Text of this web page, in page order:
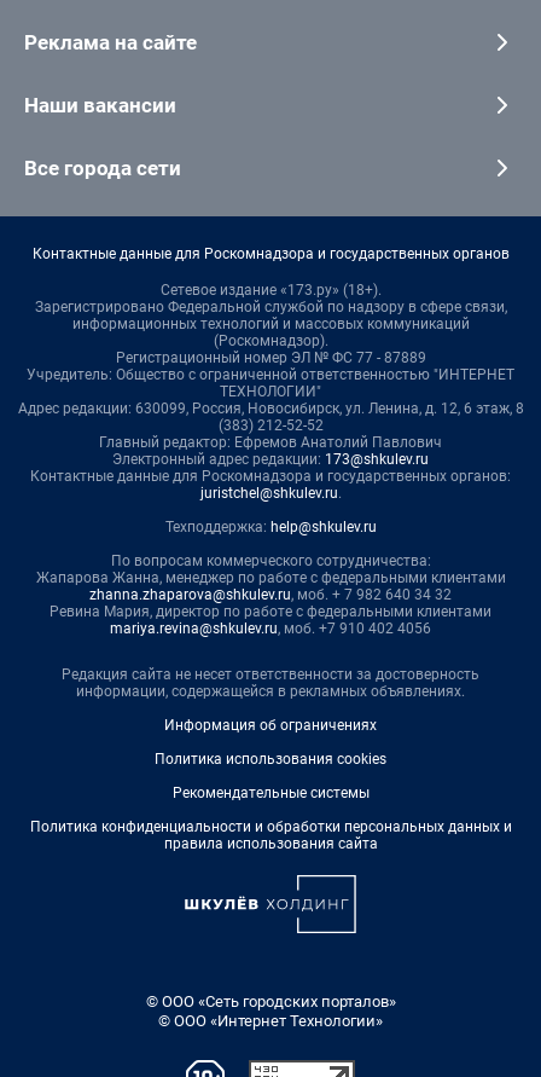
Реклама на сайте
Наши вакансии
Все города сети
Контактные данные для Роскомнадзора и государственных органов
Сетевое издание «173.ру» (18+).
Зарегистрировано Федеральной службой по надзору в сфере связи,
информационных технологий и массовых коммуникаций
(Роскомнадзор).
Регистрационный номер ЭЛ № ФС 77 - 87889
Учредитель: Общество с ограниченной ответственностью "ИНТЕРНЕТ
ТЕХНОЛОГИИ"
Адрес редакции: 630099, Россия, Новосибирск, ул. Ленина, д. 12, 6 этаж, 8
(383) 212-52-52
Главный редактор: Ефремов Анатолий Павлович
Электронный адрес редакции: 173@shkulev.ru
Контактные данные для Роскомнадзора и государственных органов:
juristchel@shkulev.ru.
Техподдержка: help@shkulev.ru
По вопросам коммерческого сотрудничества:
Жапарова Жанна, менеджер по работе с федеральными клиентами
zhanna.zhaparova@shkulev.ru, моб. + 7 982 640 34 32
Ревина Мария, директор по работе с федеральными клиентами
mariya.revina@shkulev.ru, моб. +7 910 402 4056
Редакция сайта не несет ответственности за достоверность
информации, содержащейся в рекламных объявлениях.
Информация об ограничениях
Политика использования cookies
Рекомендательные системы
Политика конфиденциальности и обработки персональных данных и
правила использования сайта
© ООО «Сеть городских порталов»
© ООО «Интернет Технологии»